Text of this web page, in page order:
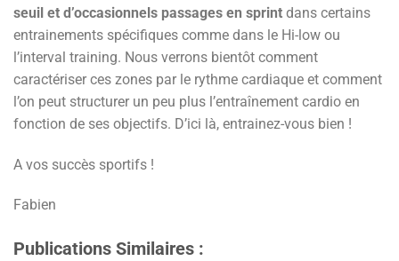
seuil et d’occasionnels passages en sprint dans certains
entrainements spécifiques comme dans le Hi-low ou
l’interval training. Nous verrons bientôt comment
caractériser ces zones par le rythme cardiaque et comment
l’on peut structurer un peu plus l’entraînement cardio en
fonction de ses objectifs. D’ici là, entrainez-vous bien !
A vos succès sportifs !
Fabien
Publications Similaires :